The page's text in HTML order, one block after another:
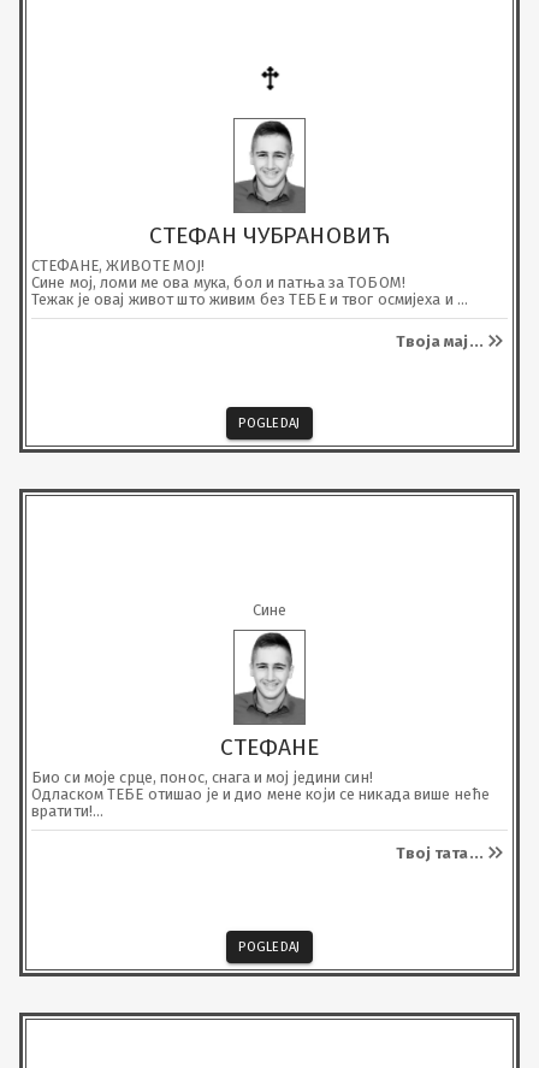
СТЕФАН ЧУБРАНОВИЋ
СТЕФАНЕ, ЖИВОТЕ МОЈ!
Сине мој, ломи ме ова мука, бол и патња за ТОБОМ!
Тежак је овај живот што живим без ТЕБЕ и твог осмијеха и
загрљаја.
Тражим те у сновима, сине, у њима си и даље у мом загрљају,
оном топлом који смо ти и ја знали и умјели једно другом дати.
Твоја мај ...
POGLEDAJ
Сине
СТЕФАНЕ
Био си моје срце, понос, снага и мој једини син!
Одласком ТЕБЕ отишао је и дио мене који се никада више неће
вратити!
Живим али више нисам исти човјек.
Ако постоји мјесто гдје се људи поново сријећу, вјерујем да ће
Твој тата...
POGLEDAJ